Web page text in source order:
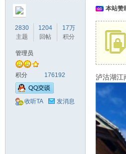
2830
主题
1204
回帖
17万
积分
管理员
积分 176192
收听TA 发消息
本站赞
泸沽湖江